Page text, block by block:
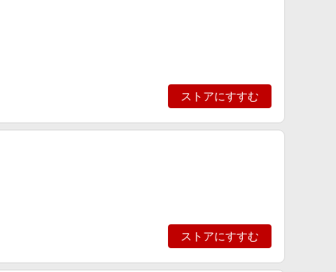
ストアにすすむ
ストアにすすむ